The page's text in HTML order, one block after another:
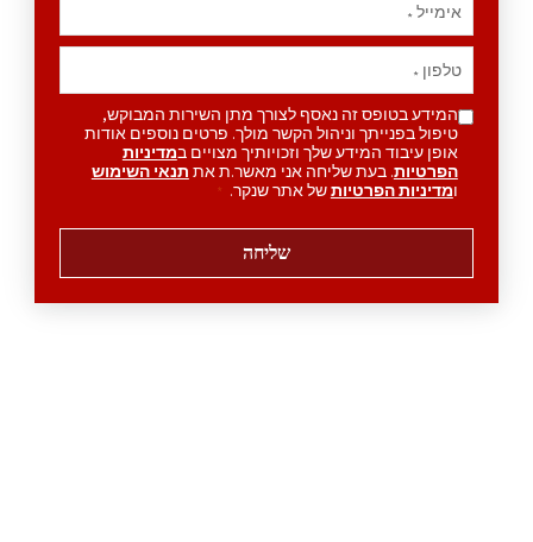
אימייל*
טלפון *
המידע בטופס זה נאסף לצורך מתן השירות המבוקש,
טיפול בפנייתך וניהול הקשר מולך. פרטים נוספים אודות
אופן עיבוד המידע שלך וזכויותיך מצויים במדיניות
הפרטיות. בעת שליחה אני מאשר.ת את תנאי השימוש
ומדיניות הפרטיותשל אתר שנקר. *
שליחה